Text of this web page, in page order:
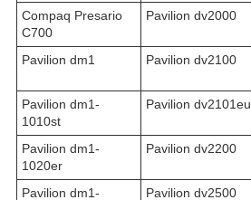
Compaq Presario
C700
Pavilion dv2000
Pavilion dm1
Pavilion dv2100
Pavilion dm1-
1010st
Pavilion dv2101eu
Pavilion dm1-
1020er
Pavilion dv2200
Pavilion dm1-
Pavilion dv2500